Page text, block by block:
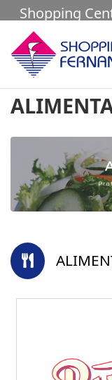
Shopping